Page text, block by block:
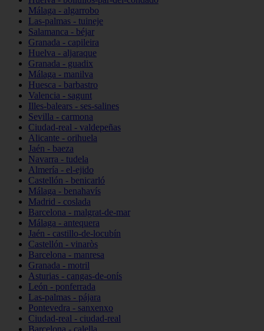
Málaga - algarrobo
Las-palmas - tuineje
Salamanca - béjar
Granada - capileira
Huelva - aljaraque
Granada - guadix
Málaga - manilva
Huesca - barbastro
Valencia - sagunt
Illes-balears - ses-salines
Sevilla - carmona
Ciudad-real - valdepeñas
Alicante - orihuela
Jaén - baeza
Navarra - tudela
Almería - el-ejido
Castellón - benicarló
Málaga - benahavís
Madrid - coslada
Barcelona - malgrat-de-mar
Málaga - antequera
Jaén - castillo-de-locubín
Castellón - vinaròs
Barcelona - manresa
Granada - motril
Asturias - cangas-de-onís
León - ponferrada
Las-palmas - pájara
Pontevedra - sanxenxo
Ciudad-real - ciudad-real
Barcelona - calella